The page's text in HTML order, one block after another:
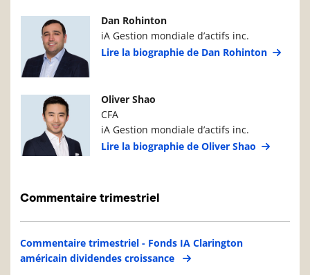
Photo du gestionnaire de portefeuille
Dan Rohinton
iA Gestion mondiale d’actifs inc.
Lire la biographie de Dan Rohinton
Photo du gestionnaire de portefeuille
Oliver Shao
CFA
iA Gestion mondiale d’actifs inc.
Lire la biographie de Oliver Shao
Commentaire trimestriel
Commentaire trimestriel - Fonds IA Clarington
américain dividendes croissance